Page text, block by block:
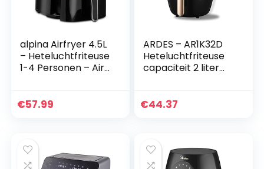
alpina Airfryer 4.5L
– Heteluchtfriteuse
1-4 Personen – Air
Instelbare
Heteluchtoven
1450W
€57.99
ARDES – AR1K32D
Heteluchtfriteuse
capaciteit 2 liter
en timer 60
€44.37